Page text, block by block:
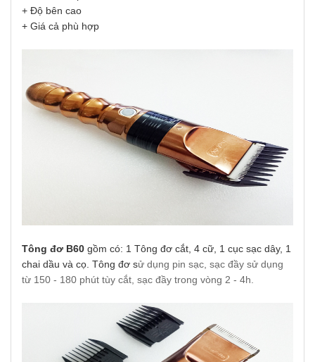
+ Độ bên cao
+ Giá cả phù hợp
Tông đơ B60 gồm có: 1 Tông đơ cắt, 4 cữ, 1 cục sạc dây, 1
chai dầu và cọ. Tông đơ sử dụng pin sạc, sạc đầy sử dụng
từ 150 - 180 phút tùy cắt, sạc đầy trong vòng 2 - 4h.